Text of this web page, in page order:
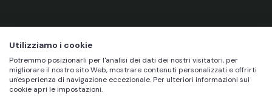
Utilizziamo i cookie
Potremmo posizionarli per l'analisi dei dati dei nostri visitatori, per
migliorare il nostro sito Web, mostrare contenuti personalizzati e offrirti
un'esperienza di navigazione eccezionale. Per ulteriori informazioni sui
cookie apri le impostazioni.